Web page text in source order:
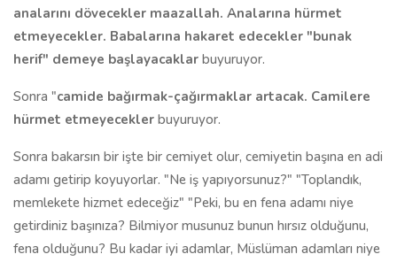
analarını dövecekler maazallah. Analarına hürmet
etmeyecekler. Babalarına hakaret edecekler "bunak
herif" demeye başlayacaklar buyuruyor.
Sonra "camide bağırmak-çağırmaklar artacak. Camilere
hürmet etmeyecekler buyuruyor.
Sonra bakarsın bir işte bir cemiyet olur, cemiyetin başına en adi
adamı getirip koyuyorlar. "Ne iş yapıyorsunuz?" "Toplandık,
memlekete hizmet edeceğiz" "Peki, bu en fena adamı niye
getirdiniz başınıza? Bilmiyor musunuz bunun hırsız olduğunu,
fena olduğunu? Bu kadar iyi adamlar, Müslüman adamları niye